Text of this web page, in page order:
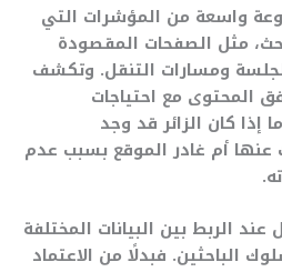
واسعة من المؤشرات التي
مثل الصفحات المقصودة
ومسارات التنقل. وتكشف
المحتوى مع احتياجات
كان الزائر قد وجد
عنها أم غادر الموقع بسبب عدم
الربط بين البيانات المختلفة
الباحثين. فبدلًا من الاعتماد